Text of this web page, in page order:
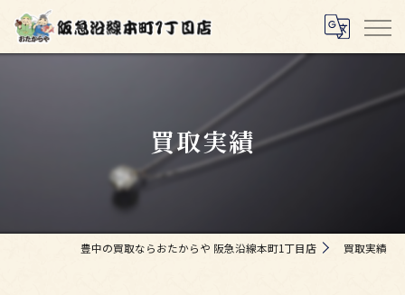
買取実績
豊中の買取ならおたからや 阪急沿線本町1丁目店 買取実績